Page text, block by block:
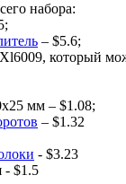
набора:
– $5.6;
который
мм – $1.08;
– $1.32
- $3.23
- $1.5